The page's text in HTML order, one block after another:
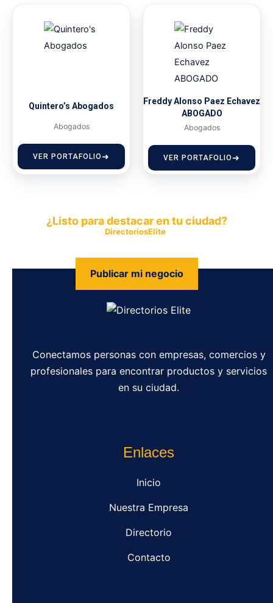
Quintero’s Abogados
Abogados
VER PORTAFOLIO
Freddy Alonso Paez Echavez
ABOGADO
Abogados
VER PORTAFOLIO
¿Listo para destacar en tu ciudad?
DirectoriosElite
Publicar mi negocio
Conectamos personas con empresas, comercios y
profesionales para encontrar productos y servicios
en su ciudad.
Enlaces
Inicio
Nuestra Empresa
Directorio
Contacto